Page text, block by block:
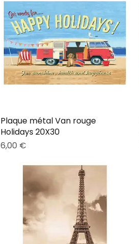
Plaque métal Van rouge
Holidays 20X30
Prix
6,00 €